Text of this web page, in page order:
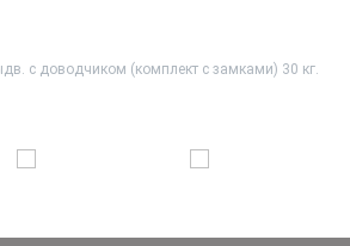
с доводчиком (комплект с замками) 30 кг.